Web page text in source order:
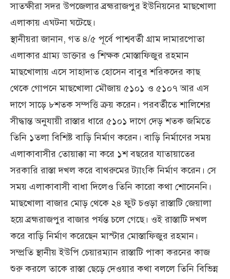
সাতক্ষীরা সদর উপজেলার ব্রহ্মরাজপুর ইউনিয়নের মাছখোলা
এলাকায় এঘটনা ঘটেছে।
স্থানীয়রা জানান, গত ৪/৫ পূর্বে পাশ্ববর্তী গ্রাম দামারপোতা
এলাকার গ্রাম্য ডাক্তার ও শিক্ষক মোস্তাফিজুর রহমান
মাছখোলায় এসে সাহাদাত হোসেন বাবুর শরিকদের কাছ
থেকে গোপনে মাছখোলা মৌজায় ৫১০১ ও ৫১০৭ আর এস
দাগে সাড়ে ৮শতক সম্পত্তি ক্রয় করেন। পরবর্তীতে শালিশের
সীদ্ধান্ত অনুযায়ী রাস্তার ধারে ৫১০১ দাগে দেড় শতক জমিতে
তিনি ১তলা বিশিষ্ট বাড়ি নির্মাণ করেন। বাড়ি নির্মাণের সময়
এলাকাবাসীর তোয়াক্কা না করে ১শ বছরের যাতায়াতের
সরকারি রাস্তা দখল করে বাথরুমের ট্যাংকি নির্মাণ করেন। সে
সময় এলাকাবাসী বাধা দিলেও তিনি কারো কথা শোনেননি।
মাছখোলা বাজার মোড় থেকে ২৪ ফুট চওড়া রাস্তাটি জেয়ালা
হয়ে ব্রহ্মরাজপুর বাজার পর্যন্ত চলে গেছে। ওই রাস্তাটি দখল
করে বাড়ি নির্মাণ করেছেন মাস্টার মোস্তাফিজুর রহমান।
সম্প্রতি স্থানীয় ইউপি চেয়ারম্যান রাস্তাটি পাকা করনের কাজ
শুরু করলে তাকে রাস্তা ছেড়ে দেওয়ার কথা বললে তিনি বিভিন্ন